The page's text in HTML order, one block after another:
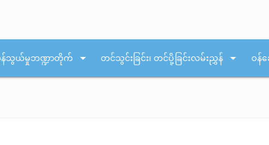
သွယ်မှုဘဏ္ဍာတိုက် arrow_drop_down တင်သွင်းခြင်း၊ တင်ပို့ခြင်းလမ်းညွှန် arrow_drop_down ဝန်